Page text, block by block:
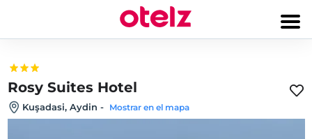
Rosy Suites Hotel
Kuşadasi, Aydin - Mostrar en el mapa